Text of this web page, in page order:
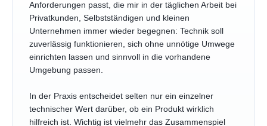
Anforderungen passt, die mir in der täglichen Arbeit bei
Privatkunden, Selbstständigen und kleinen
Unternehmen immer wieder begegnen: Technik soll
zuverlässig funktionieren, sich ohne unnötige Umwege
einrichten lassen und sinnvoll in die vorhandene
Umgebung passen.
In der Praxis entscheidet selten nur ein einzelner
technischer Wert darüber, ob ein Produkt wirklich
hilfreich ist. Wichtig ist vielmehr das Zusammenspiel